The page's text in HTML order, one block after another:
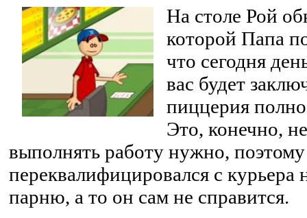
На столе Рой
которой Папа
что сегодня
вас будет
пиццерия
Это, конечно,
выполнять работу нужно,
переквалифицировался с курьера
парню, а то он сам не справится.